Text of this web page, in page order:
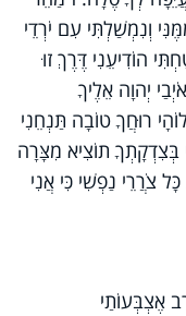
וְנִמְשַׁלְתִּי עִם יֹרְדֵי
הוֹדִיעֵנִי דֶּרֶךְ זוּ
יְהוָה אֵלֶיךָ
רוּחֲךָ טוֹבָה תַּנְחֵנִי
בְּצִדְקָתְךָ תוֹצִיא מִצָּרָה
צֹרֲרֵי נַפְשִׁי כִּי אֲנִי
אֶצְבְּעוֹתַי